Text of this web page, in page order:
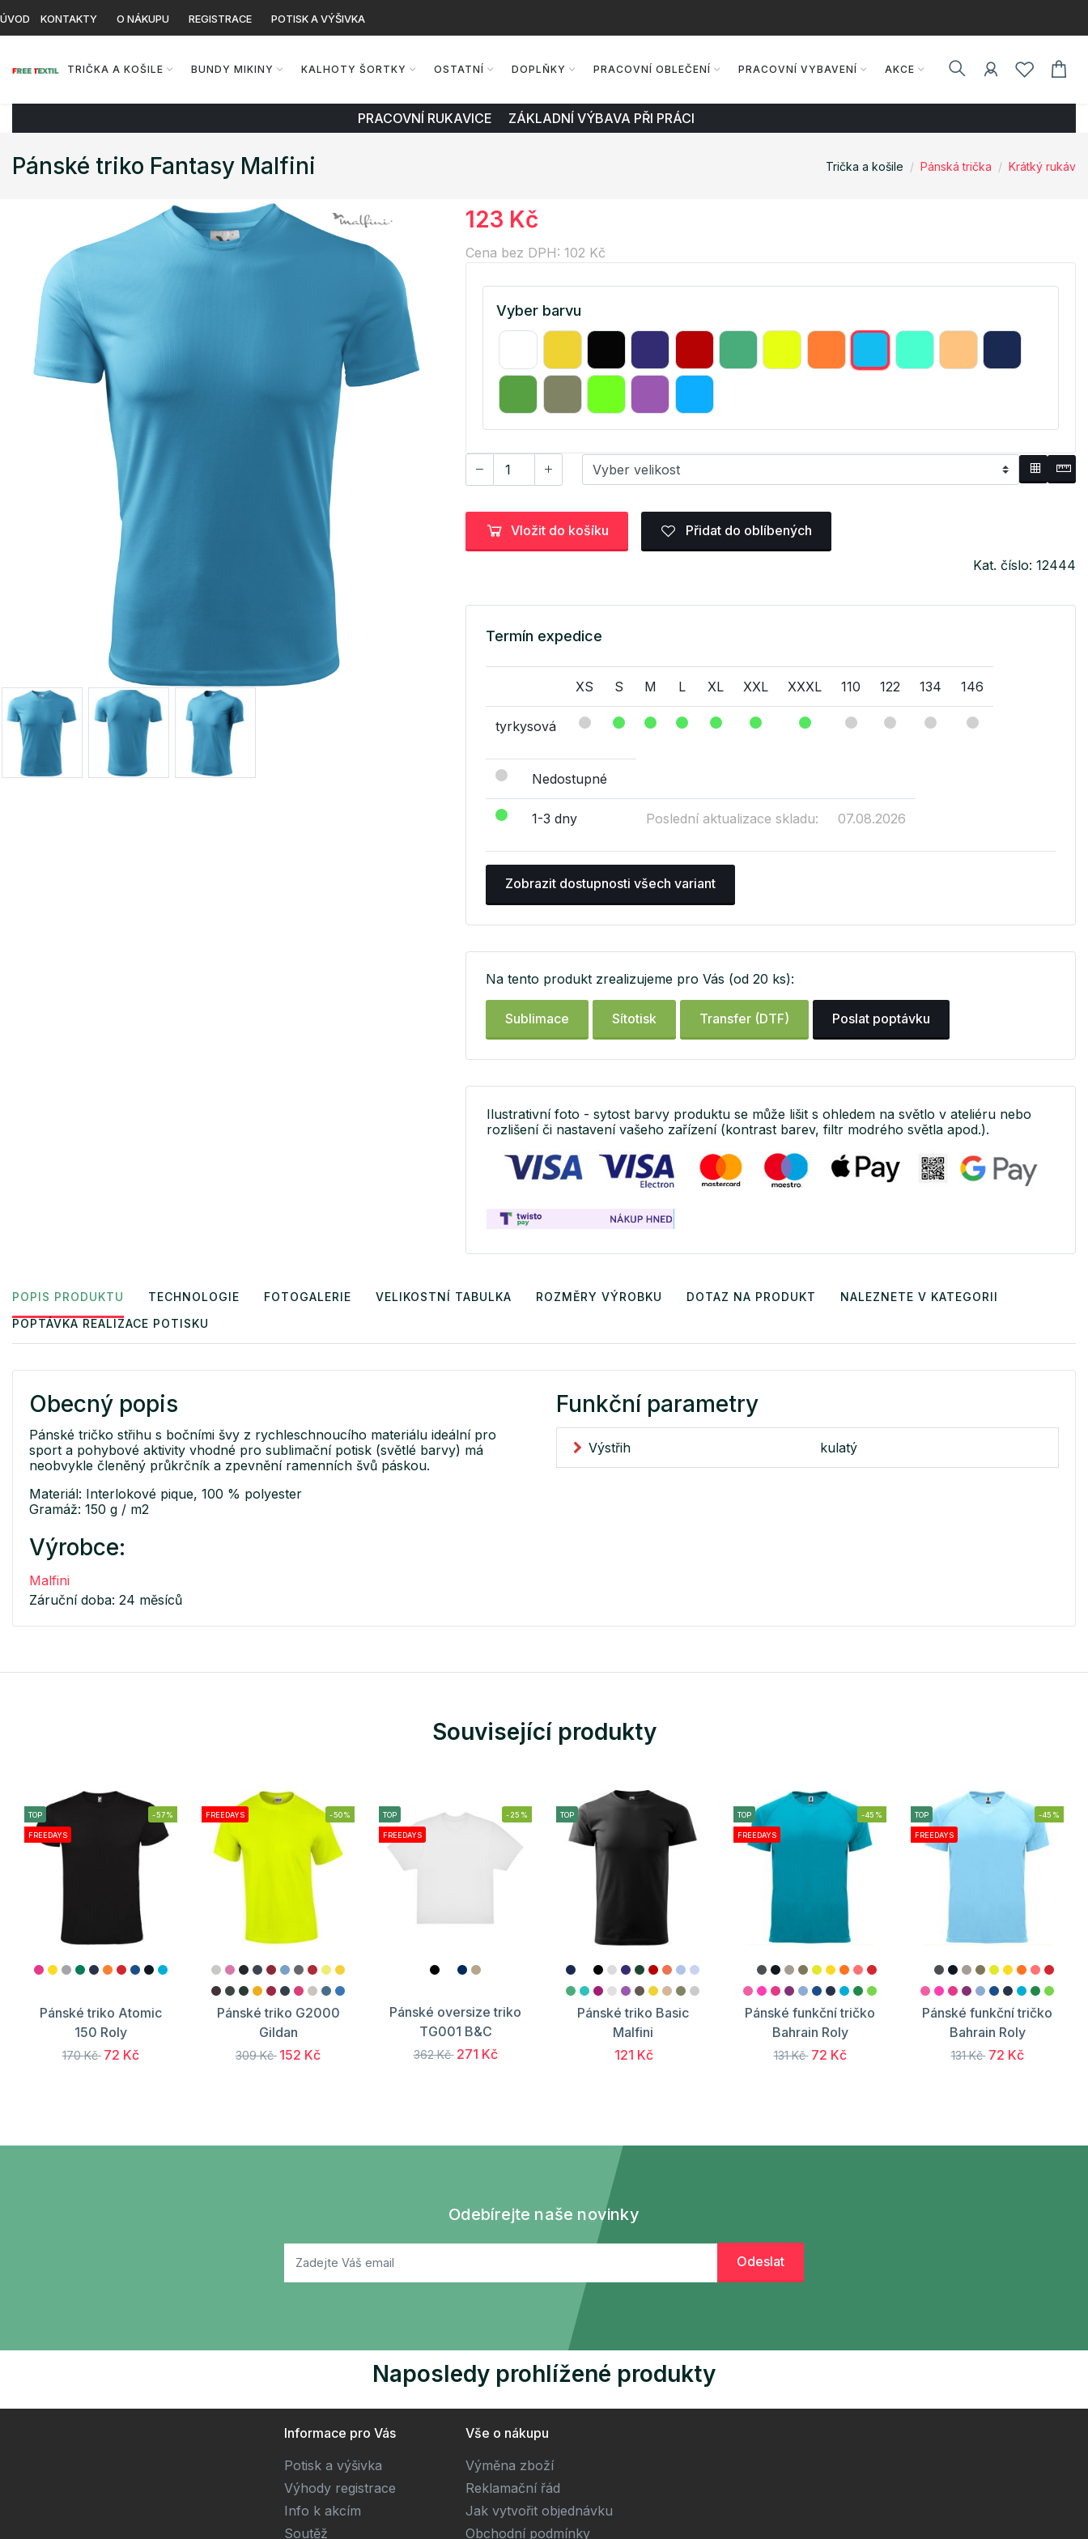
ÚVOD KONTAKTY O NÁKUPU REGISTRACE POTISK A VÝŠIVKA
TRIČKA A KOŠILE BUNDY MIKINY KALHOTY ŠORTKY OSTATNÍ DOPLŇKY PRACOVNÍ OBLEČENÍ PRACOVNÍ VYBAVENÍ AKCE
PRACOVNÍ RUKAVICE ZÁKLADNÍ VÝBAVA PŘI PRÁCI
Pánské triko Fantasy Malfini Trička a košile Pánská trička Krátký rukáv
123 Kč
Cena bez DPH: 102 Kč
Vyber barvu
Vložit do košíku Přidat do oblíbených
Kat. číslo: 12444
Termín expedice
XS S M L XL XXL XXXL 110 122 134 146
tyrkysová
Nedostupné
1-3 dny Poslední aktualizace skladu: 07.08.2026
Zobrazit dostupnosti všech variant
Na tento produkt zrealizujeme pro Vás (od 20 ks):
Sublimace Sítotisk Transfer (DTF) Poslat poptávku
Ilustrativní foto - sytost barvy produktu se může lišit s ohledem na světlo v ateliéru nebo
rozlišení či nastavení vašeho zařízení (kontrast barev, filtr modrého světla apod.).
POPIS PRODUKTU TECHNOLOGIE FOTOGALERIE VELIKOSTNÍ TABULKA ROZMĚRY VÝROBKU DOTAZ NA PRODUKT
NALEZNETE V KATEGORII
POPTÁVKA REALIZACE POTISKU
Obecný popis
Pánské tričko střihu s bočními švy z rychleschnoucího materiálu ideální pro
sport a pohybové aktivity vhodné pro sublimační potisk (světlé barvy) má
neobvykle členěný průkrčník a zpevnění ramenních švů páskou.
Materiál: Interlokové pique, 100 % polyester
Gramáž: 150 g / m2
Výrobce:
Malfini
Záruční doba: 24 měsíců
Funkční parametry
Výstřih kulatý
Související produkty
TOP
FREEDAYS
-57%
Pánské triko Atomic
150 Roly
170 Kč 72 Kč
FREEDAYS -50%
Pánské triko G2000
Gildan
309 Kč 152 Kč
TOP
FREEDAYS
-25%
Pánské oversize triko
TG001 B&C
362 Kč 271 Kč
TOP
Pánské triko Basic
Malfini
121 Kč
TOP
FREEDAYS
-45%
Pánské funkční tričko
Bahrain Roly
131 Kč 72 Kč
TOP
FREEDAYS
-45%
Pánské funkční tričko
Bahrain Roly
131 Kč 72 Kč
Odebírejte naše novinky
Naposledy prohlížené produkty
Informace pro Vás
Potisk a výšivka
Výhody registrace
Info k akcím
Soutěž
Vše o nákupu
Výměna zboží
Reklamační řád
Jak vytvořit objednávku
Obchodní podmínky